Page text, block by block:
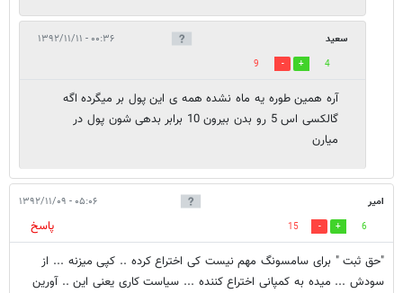
سعید ۰۰:۳۶ - ۱۳۹۲/۱۱/۱۱
4
9
آره همین طوره یه ماه نشده همه ی این پول بر میگرده اگه
گالکسی اس 5 رو بدن بیرون 10 برابر بدهی شون پول در
میارن
امیر ۰۵:۰۶ - ۱۳۹۲/۱۱/۰۹
6
15
پاسخ
"حق ثبت " برای سامسونگ مهم نیست کی اختراع کرده .. کپی میزنه ... از
سودش ... میده به کمپانی اختراع کننده ... سیاست کاری یعنی این .. آورین